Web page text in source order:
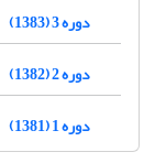
دوره 3 (1383)
دوره 2 (1382)
دوره 1 (1381)